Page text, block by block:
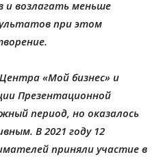
и возлагать меньше
при этом
«Мой бизнес» и
Презентационной
период, но оказалось
В 2021 году 12
приняли участие в